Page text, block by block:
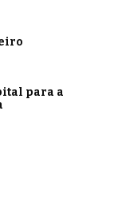
para a